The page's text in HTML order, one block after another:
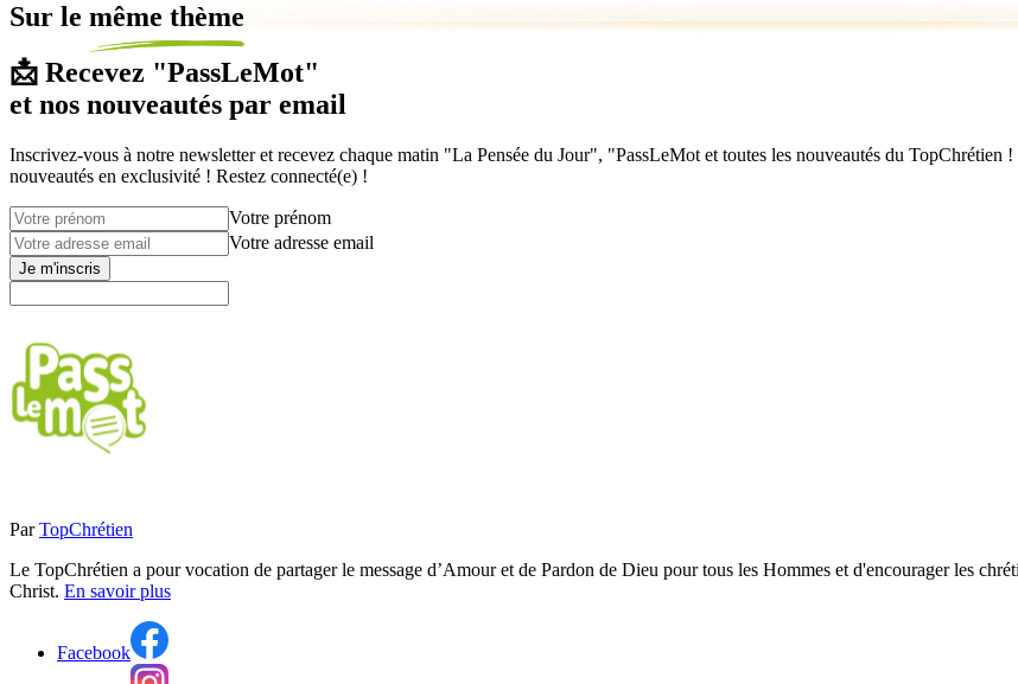
Sur le même thème
📩 Recevez "PassLeMot"
et nos nouveautés par email
Inscrivez-vous à notre newsletter et recevez chaque matin "La Pensée du Jour", "PassLeMot et toutes les nouveautés du
nouveautés en exclusivité ! Restez connecté(e) !
Votre prénom
Votre adresse email
Je m'inscris
Par TopChrétien
Le TopChrétien a pour vocation de partager le message d’Amour et de Pardon de Dieu pour tous les Hommes et d'encourager les
Christ. En savoir plus
Facebook